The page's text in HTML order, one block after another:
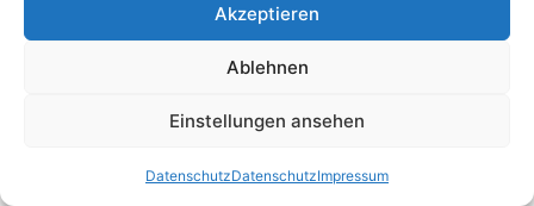
Akzeptieren
Ablehnen
Einstellungen ansehen
DatenschutzDatenschutzImpressum
Datenschutz
Impressum
© 2026 Deutschsanktpeter